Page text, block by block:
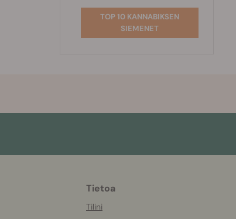
TOP 10 KANNABIKSEN
SIEMENET
Tietoa
Tilini